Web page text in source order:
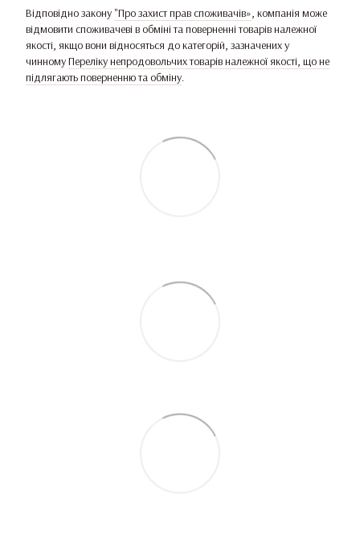
Відповідно закону "Про захист прав споживачів», компанія може
відмовити споживачеві в обміні та поверненні товарів належної
якості, якщо вони відносяться до категорій, зазначених у
чинномуПереліку непродовольчих товарів належної якості, що не
підлягають поверненню та обміну.